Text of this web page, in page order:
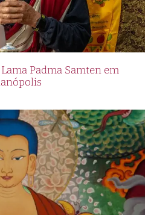
Padma Samten em